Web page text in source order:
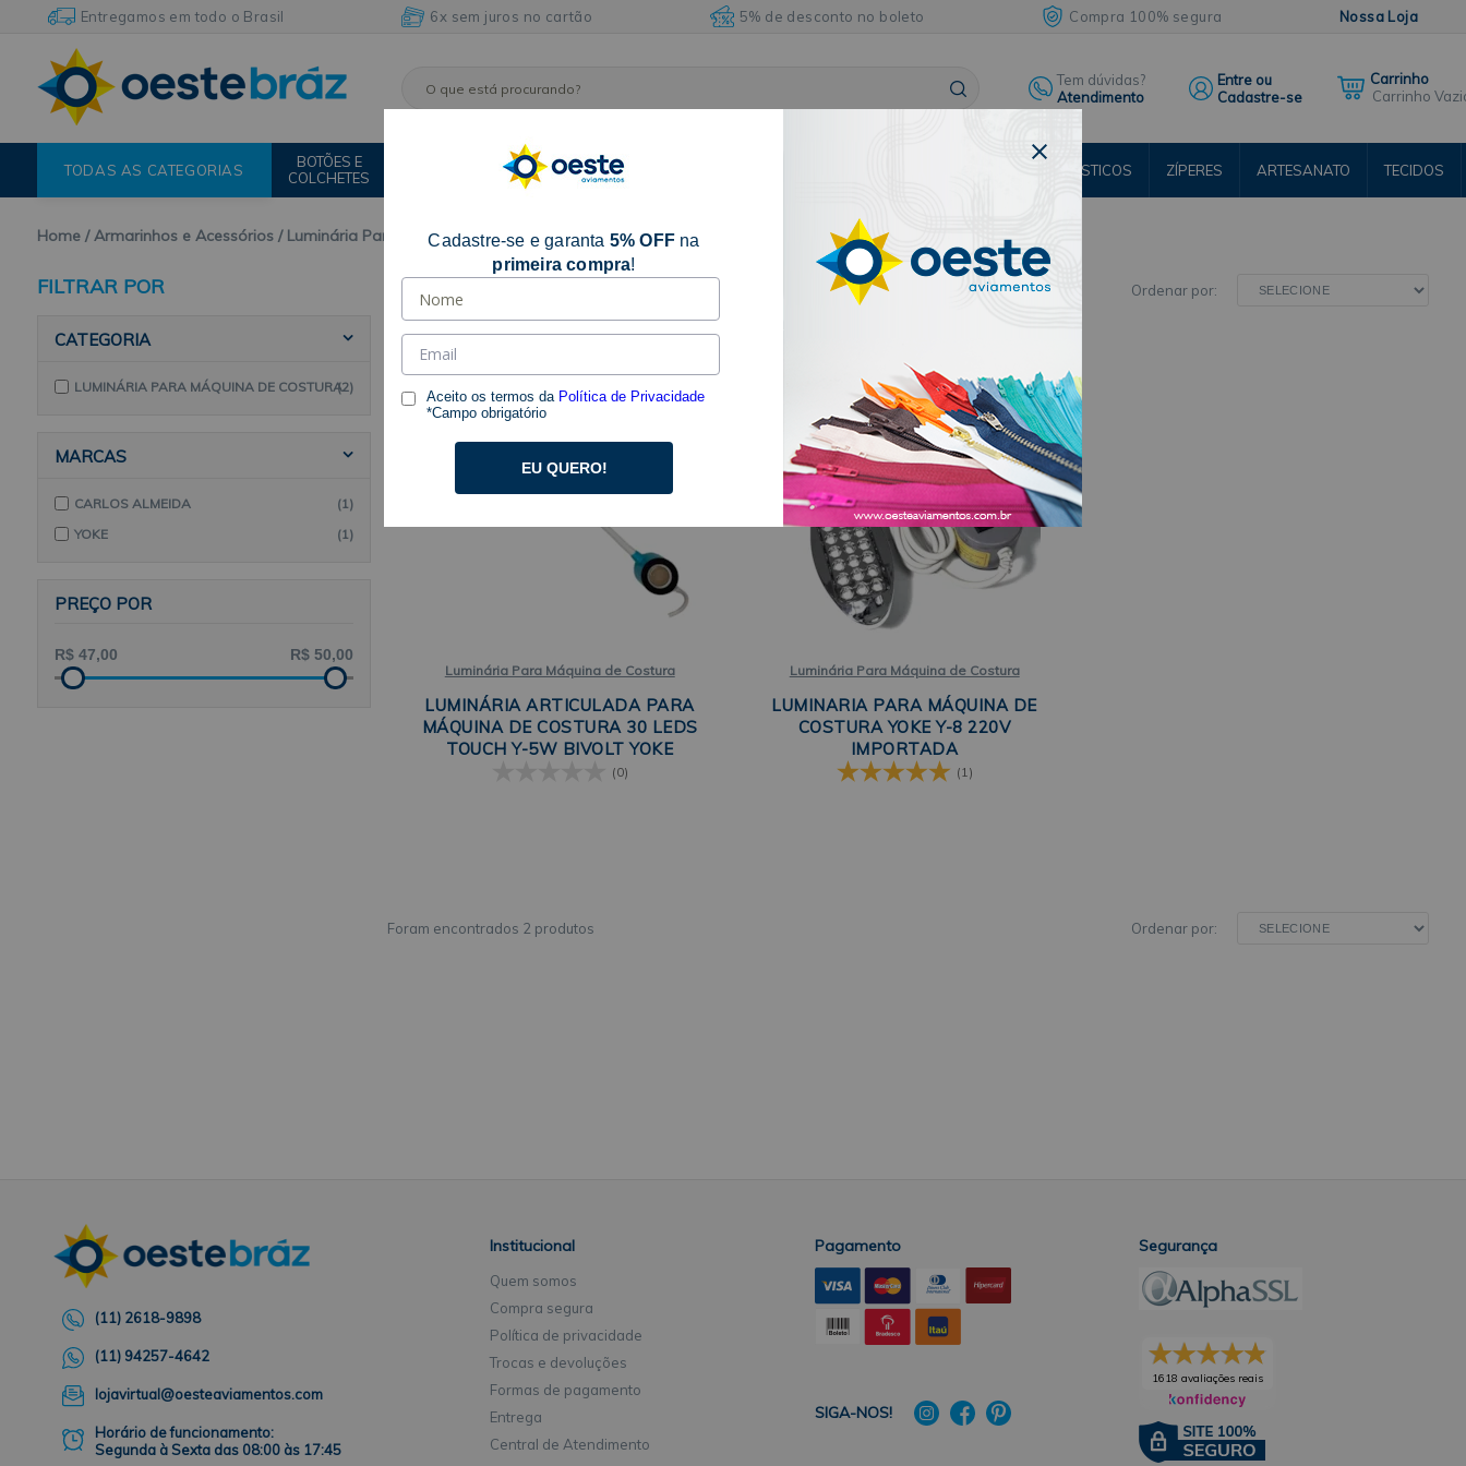
Entregamos em todo o Brasil 6x sem juros no cartão 5% de desconto no boleto Compra 100% segura Nossa Loja
Tem dúvidas?
Atendimento
Entre ou
Cadastre-se
Carrinho
TODAS AS CATEGORIAS
BOTÕES E
COLCHETES
FITAS
ARMARINHOS
E
ACESSÓRIOS
ELÁSTICOS ZÍPERES ARTESANATO TECIDOS
Home Armarinhos e Acessórios Luminária Para Máquina de Costura
FILTRAR POR
CATEGORIA
LUMINÁRIA PARA MÁQUINA DE COSTURA(2)
MARCAS
CARLOS ALMEIDA
(1)
YOKE
(1)
PREÇO POR
Ordenar por:
Luminária Para Máquina de Costura
LUMINÁRIA ARTICULADA PARA
MÁQUINA DE COSTURA 30 LEDS
TOUCH Y-5W BIVOLT YOKE
(0)
Luminária Para Máquina de Costura
LUMINARIA PARA MÁQUINA DE
COSTURA YOKE Y-8 220V
IMPORTADA
(1)
2 produtos Ordenar por:
(11) 2618-9898
(11) 94257-4642
lojavirtual@oesteaviamentos.com
Horário de funcionamento:
Segunda à Sexta das 08:00 às 17:45
Institucional
Quem somos
Compra segura
Política de privacidade
Trocas e devoluções
Formas de pagamento
Entrega
Central de Atendimento
Pagamento
SIGA-NOS!
Segurança
1618 avaliações reais
Cadastre-se e garanta 5% OFF na
primeira compra!
Aceito os termos da Política de Privacidade
*Campo obrigatório
EU QUERO!